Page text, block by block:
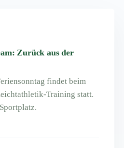
Zurück aus der
findet beim
Training statt.